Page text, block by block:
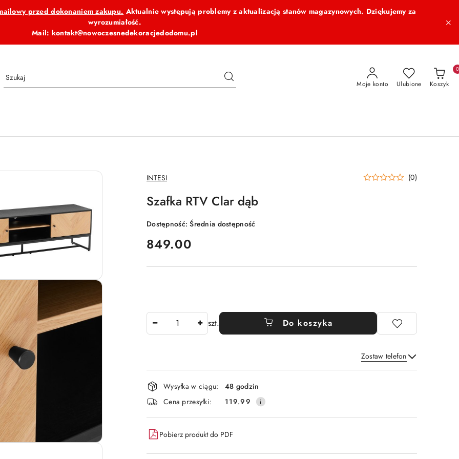
przed dokonaniem zakupu. Aktualnie występują problemy z aktualizacją stanów magazynowych. Dziękujemy za
wyrozumiałość.
Mail: kontakt@nowoczesnedekoracjedodomu.pl
Moje konto Ulubione Koszyk
0
NAZWA
PRODUCENTA:
INTESI (0)
Szafka RTV Clar dąb
Dostępność:Średnia dostępność
cena:
849.00
szt. Do koszyka
Zostaw telefon
Wyślij
Dostępność
i
dostawa
Wysyłka w ciągu:
48 godzin
Cena przesyłki:
119.99
Pobierz produkt do PDF